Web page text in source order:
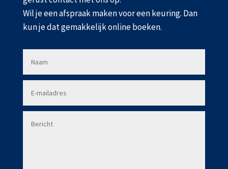
Wil je een afspraak maken voor een keuring. Dan
kun je dat gemakkelijk online boeken.